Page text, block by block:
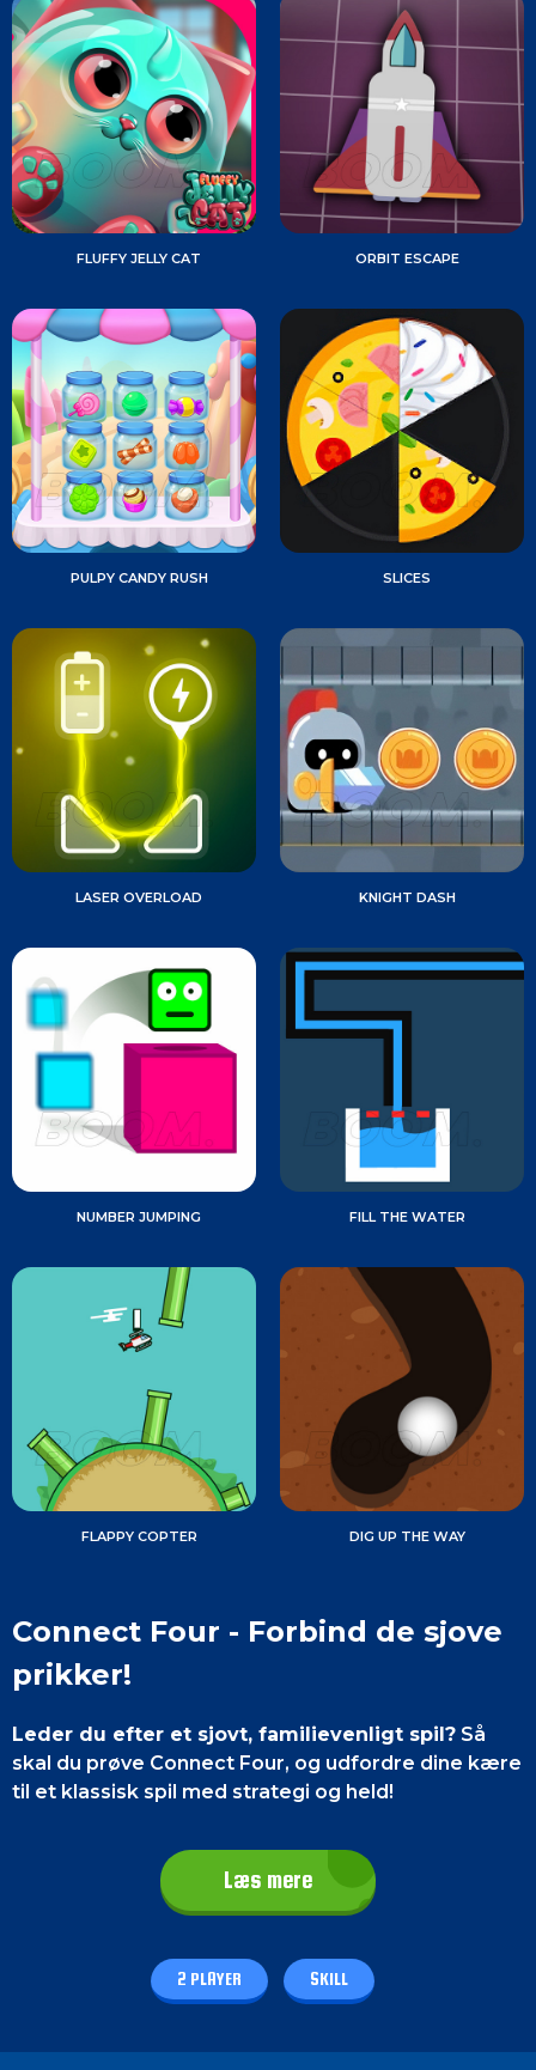
FLUFFY JELLY CAT ORBIT ESCAPE
PULPY CANDY RUSH SLICES
LASER OVERLOAD KNIGHT DASH
NUMBER JUMPING FILL THE WATER
FLAPPY COPTER DIG UP THE WAY
Connect Four - Forbind de sjove
prikker!
Leder du efter et sjovt, familievenligt spil? Så
skal du prøve Connect Four, og udfordre dine kære
til et klassisk spil med strategi og held!
men svært at mestre
- den perfekte kombination
til mange timers underholdning. Inviter dine venner
overliste sine modstandere!
Kontrol af spillet
Læs mere
2 PLAYER SKILL